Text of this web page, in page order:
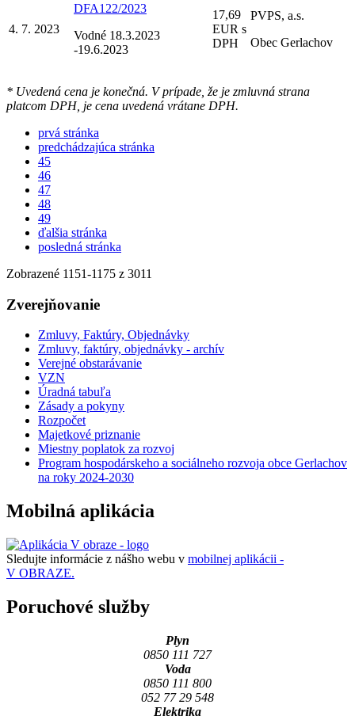
4. 7. 2023
DFA122/2023
Vodné 18.3.2023
-19.6.2023
17,69
EUR s
DPH
PVPS, a.s.
Obec Gerlachov
* Uvedená cena je konečná. V prípade, že je zmluvná strana
platcom DPH, je cena uvedená vrátane DPH.
prvá stránka
predchádzajúca stránka
45
46
47
48
49
ďalšia stránka
posledná stránka
Zobrazené 1151-1175 z 3011
Zverejňovanie
Zmluvy, Faktúry, Objednávky
Zmluvy, faktúry, objednávky - archív
Verejné obstarávanie
VZN
Úradná tabuľa
Zásady a pokyny
Rozpočet
Majetkové priznanie
Miestny poplatok za rozvoj
Program hospodárskeho a sociálneho rozvoja obce Gerlachov
na roky 2024-2030
Mobilná aplikácia
Sledujte informácie z nášho webu v mobilnej aplikácii -
V OBRAZE.
Poruchové služby
Plyn
0850 111 727
Voda
0850 111 800
052 77 29 548
Elektrika